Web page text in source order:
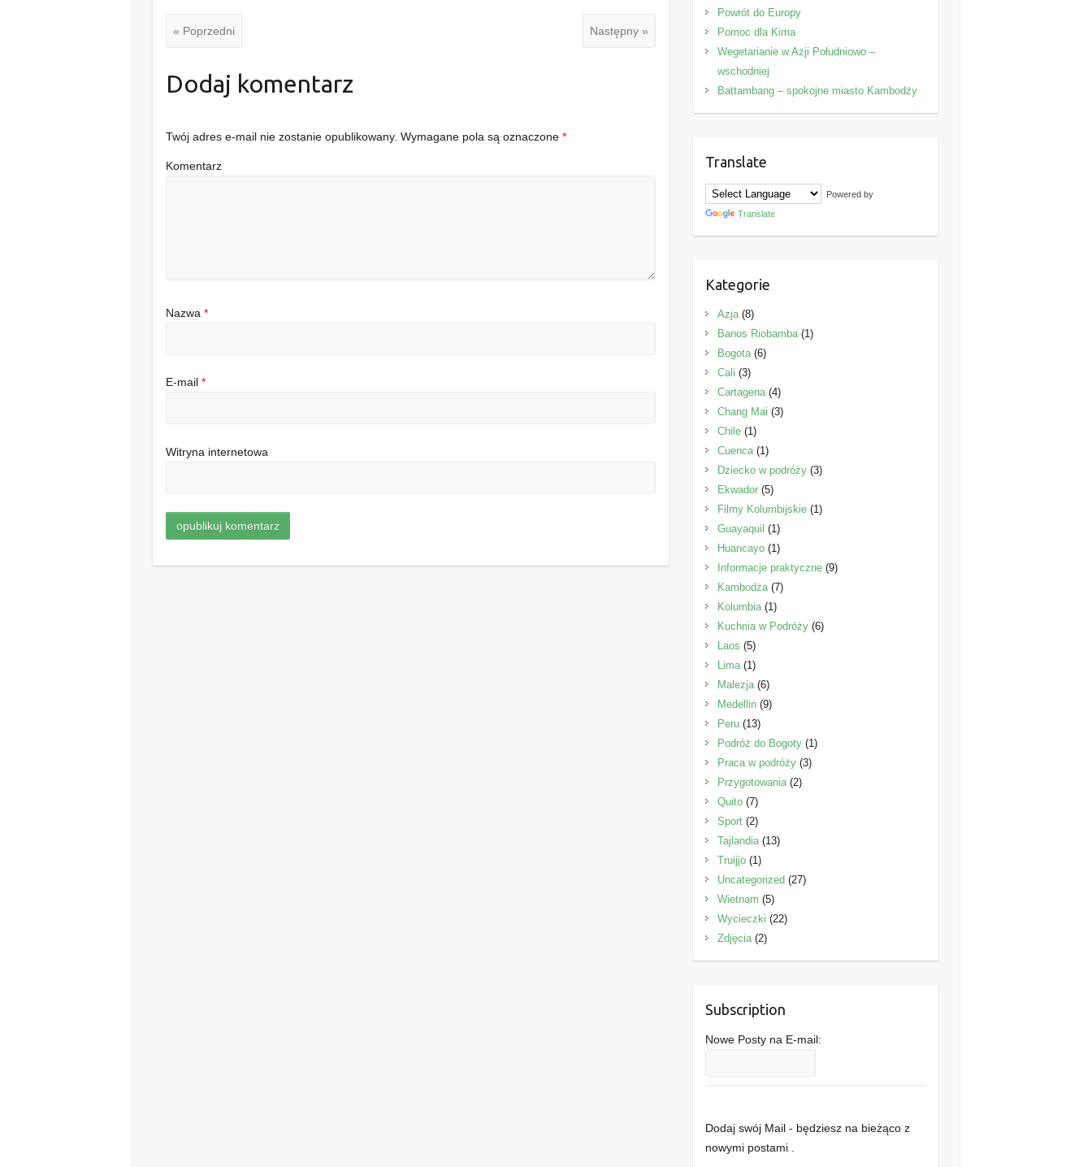
« Poprzedni Następny »
Dodaj komentarz
Twój adres e-mail nie zostanie opublikowany. Wymagane pola są oznaczone*
Komentarz
Nazwa*
E-mail*
Witryna internetowa
Powrót do Europy
Pomoc dla Kima
Wegetarianie w Azji Południowo –
wschodniej
Battambang – spokojne miasto Kambodży
Translate
Powered by
Translate
Kategorie
Azja(8)
Banos Riobamba(1)
Bogota(6)
Cali (3)
Cartagena(4)
Chang Mai (3)
Chile(1)
Cuenca(1)
Dziecko w podróży(3)
Ekwador(5)
Filmy Kolumbijskie(1)
Guayaquil (1)
Huancayo(1)
Informacje praktyczne(9)
Kambodża(7)
Kolumbia(1)
Kuchnia w Podróży(6)
Laos (5)
Lima(1)
Malezja(6)
Medellin(9)
Peru(13)
Podróż do Bogoty(1)
Praca w podróży(3)
Przygotowania(2)
Quito(7)
Sport(2)
Tajlandia(13)
Truijjo(1)
Uncategorized (27)
Wietnam (5)
Wycieczki (22)
Zdjęcia(2)
Subscription
Nowe Posty na E-mail:
Dodaj swój Mail - będziesz na bieżąco z
nowymi postami .